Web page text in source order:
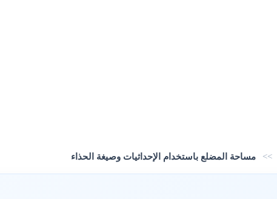
>> مساحة المضلع باستخدام الإحداثيات وصيغة الحذاء